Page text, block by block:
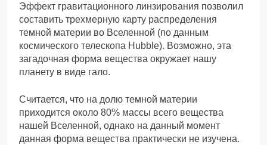
Эффект гравитационного линзирования позволил
составить трехмерную карту распределения
темной материи во Вселенной (по данным
космического телескопа Hubble). Возможно, эта
загадочная форма вещества окружает нашу
планету в виде гало.
Считается, что на долю темной материи
приходится около 80% массы всего вещества
нашей Вселенной, однако на данный момент
данная форма вещества практически не изучена.